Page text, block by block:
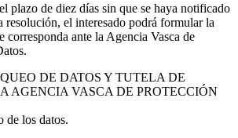
plazo de diez días sin que se haya notificado
resolución, el interesado podrá formular la
corresponda ante la Agencia Vasca de
DE DATOS Y TUTELA DE
AGENCIA VASCA DE PROTECCIÓN
de los datos.